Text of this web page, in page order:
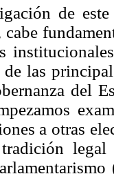
de
de las
del
a otras